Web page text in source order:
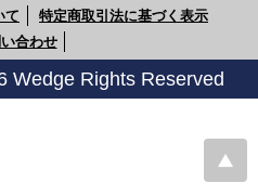
て
特定商取引法に基づく表示
合わせ
Wedge Rights Reserved